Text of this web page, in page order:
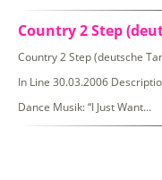
Country 2 Step
Country 2 Step (deutsche
In Line 30.03.2006
Dance Musik: “I Just Want…